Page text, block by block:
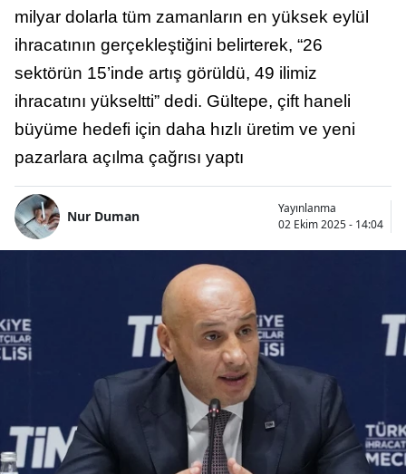
milyar dolarla tüm zamanların en yüksek eylül
ihracatının gerçekleştiğini belirterek, “26
sektörün 15’inde artış görüldü, 49 ilimiz
ihracatını yükseltti” dedi. Gültepe, çift haneli
büyüme hedefi için daha hızlı üretim ve yeni
pazarlara açılma çağrısı yaptı
Nur Duman
Yayınlanma
02 Ekim 2025 - 14:04